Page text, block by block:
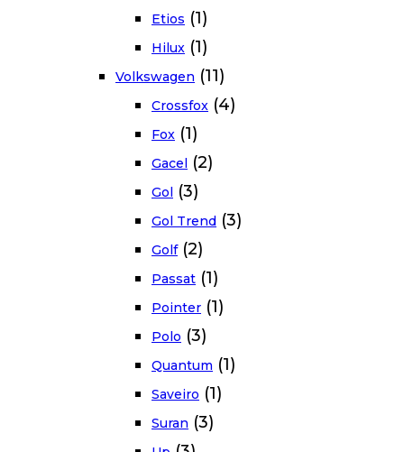
Etios (1)
Hilux (1)
Volkswagen (11)
Crossfox (4)
Fox (1)
Gacel (2)
Gol (3)
Gol Trend (3)
Golf (2)
Passat (1)
Pointer (1)
Polo (3)
Quantum (1)
Saveiro (1)
Suran (3)